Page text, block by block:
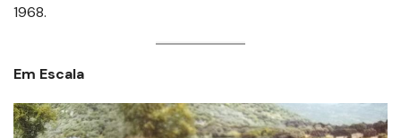
1968.
Em Escala